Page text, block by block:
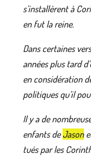
s’installèrent à
en fut la reine.
Dans certaines
années plus tard
en considération
politiques qu’il
Il y a de
enfants deJason
tués par les